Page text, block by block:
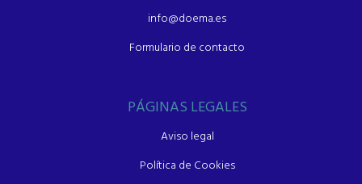
info@doema.es
Formulario de contacto
PÁGINAS LEGALES
Aviso legal
Política de Cookies